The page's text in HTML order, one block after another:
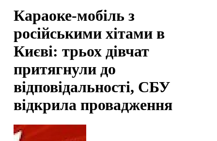
Караоке-мобіль з
російськими хітами в
Києві: трьох дівчат
притягнули до
відповідальності, СБУ
відкрила провадження